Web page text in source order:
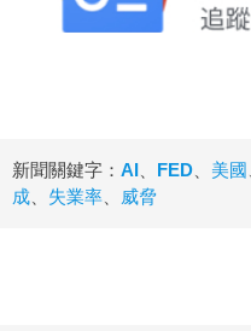
新聞關鍵字： AI FED 美國
成
失業率 威脅